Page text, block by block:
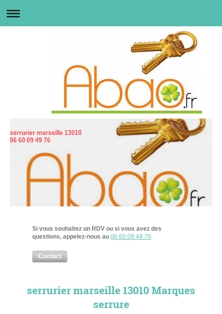
serrurier marseille 13010
06 60 09 49 76
Si vous souhaitez un RDV ou si vous avez des
questions, appelez-nous au 06 60 09 49 76
Contact
serrurier marseille 13010 Marques
serrure